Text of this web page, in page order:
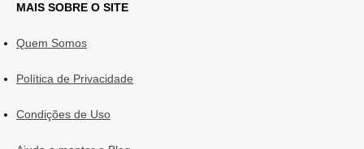
MAIS SOBRE O SITE
Quem Somos
Política de Privacidade
Condições de Uso